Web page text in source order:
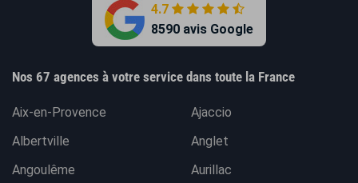
4.7
8590 avis Google
Nos 67 agences à votre service dans toute la France
Aix-en-Provence
Ajaccio
Albertville
Anglet
Angoulême
Aurillac